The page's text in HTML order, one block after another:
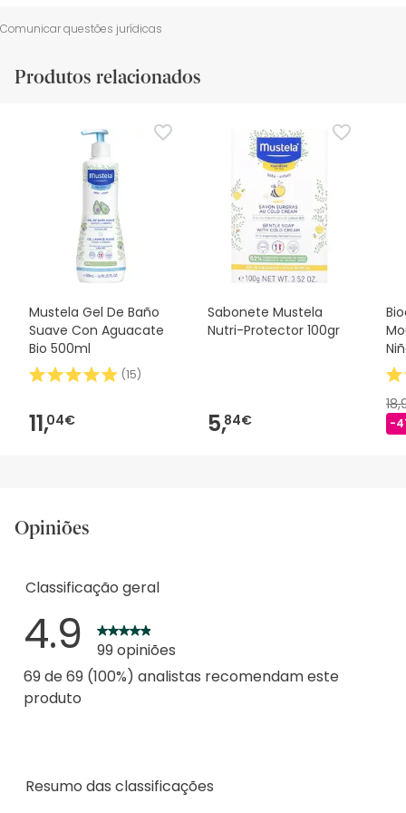
Recursos de segurança visual
As imagens de segurança fornecem informações
Recomendamos que leia atentamente as informações.
Comunicar questões jurídicas
Produtos relacionados
Mustela Gel De Baño
Suave Con Aguacate
Bio 500ml
(15)
11,04€
Sabonete Mustela
Nutri-Protector 100gr
5,84€ -
Opiniões
Resumo das classificações
Classificação geral
4.9
99 opiniões
69 de 69 (100%) analistas recomendam este
produto